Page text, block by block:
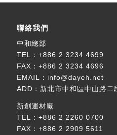
聯絡我們
中和總部
TEL： +886 2 3234 4699
FAX：+886 2 3234 4696
EMAIL： info@dayeh.net
ADD： 新北市中和區中山路
新創運材廠
TEL： +886 2 2260 0700
FAX：+886 2 2909 5611